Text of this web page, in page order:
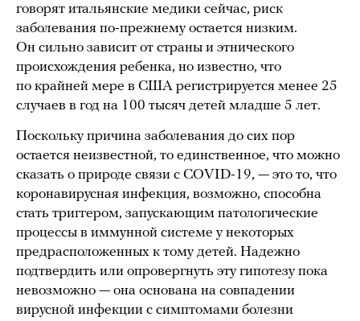
говорят итальянские медики сейчас, риск
заболевания по-прежнему остается низким.
Он сильно зависит от страны и этнического
происхождения ребенка, но известно, что
по крайней мере в США регистрируется менее 25
случаев в год на 100 тысяч детей младше 5 лет.
Поскольку причина заболевания до сих пор
остается неизвестной, то единственное, что можно
сказать о природе связи с COVID-19, — это то, что
коронавирусная инфекция, возможно, способна
стать триггером, запускающим патологические
процессы в иммунной системе у некоторых
предрасположенных к тому детей. Надежно
подтвердить или опровергнуть эту гипотезу пока
невозможно — она основана на совпадении
вирусной инфекции с симптомами болезни